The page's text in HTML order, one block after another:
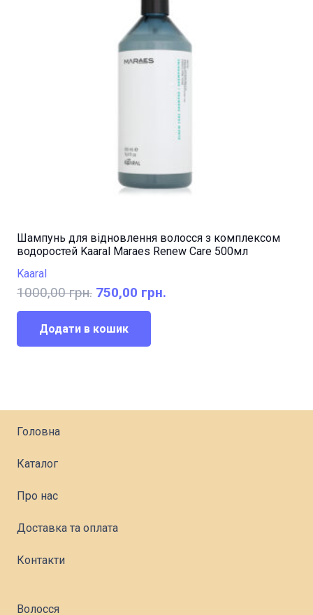
Шампунь для відновлення волосся з комплексом
водоростей Kaaral Maraes Renew Care 500мл
Kaaral
1000,00грн. Оригінальна
ціна:
1000,00 грн..
750,00 грн.
Додати в кошик
Головна
Каталог
Про нас
Доставка та оплата
Контакти
Волосся